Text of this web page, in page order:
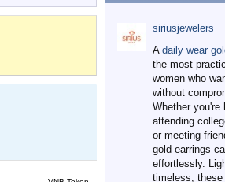
siriusjewelers
A daily wear
the most
women who
without
Whether you're
attending
or meeting
gold earrings
effortlessly.
timeless, these